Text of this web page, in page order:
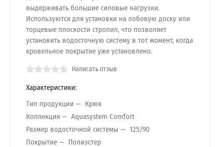
выдерживать большие силовые нагрузки.
Используются для установки на лобовую доску или
торцевые плоскости стропил, что позволяет
установить водосточную систему в тот момент, когда
кровельное покрытие уже установлено.
Написать отзыв
Характеристики:
Тип продукции
Крюк
Коллекция
Aquasystem Comfort
Размер водосточной системы
125/90
Покрытие
Полиэстер